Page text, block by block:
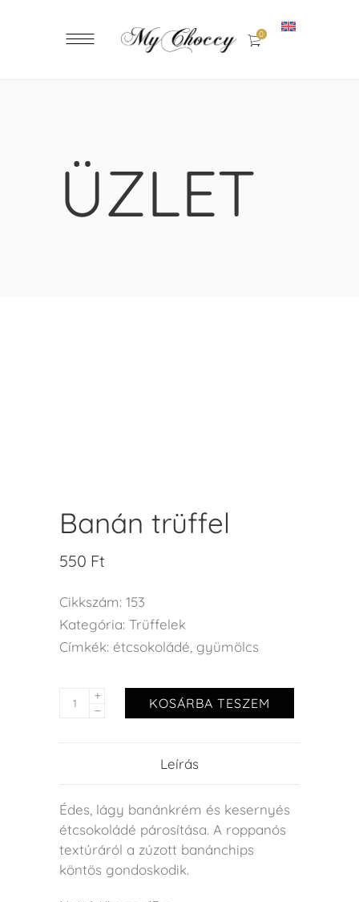
0
ÜZLET
Banán trüffel
550 Ft
Cikkszám: 153
Kategória: Trüffelek
Címkék: étcsokoládé gyümölcs
KOSÁRBA TESZEM
Leírás
Édes, lágy banánkrém és kesernyés
étcsokoládé párosítása. A roppanós
textúráról a zúzott banánchips
köntös gondoskodik.